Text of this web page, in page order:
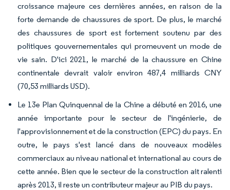
croissance majeure ces dernières années, en raison de la
forte demande de chaussures de sport. De plus, le marché
des chaussures de sport est fortement soutenu par des
politiques gouvernementales qui promeuvent un mode de
vie sain. D'ici 2021, le marché de la chaussure en Chine
continentale devrait valoir environ 487,4 milliards CNY
(70,53 milliards USD).
Le 13e Plan Quinquennal de la Chine a débuté en 2016, une
année importante pour le secteur de l'ingénierie, de
l'approvisionnement et de la construction (EPC) du pays. En
outre, le pays s'est lancé dans de nouveaux modèles
commerciaux au niveau national et international au cours de
cette année. Bien que le secteur de la construction ait ralenti
après 2013, il reste un contributeur majeur au PIB du pays.